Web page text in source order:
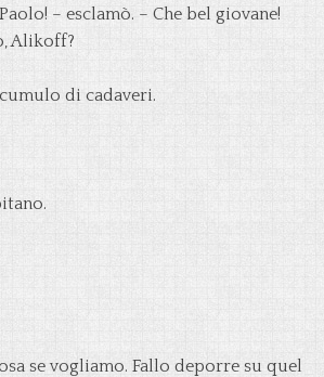
– esclamò. – Che bel giovane!
Alikoff?
di cadaveri.
se vogliamo. Fallo deporre su quel